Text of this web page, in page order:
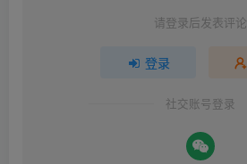
请登录后发表评论
登录
社交账号登录